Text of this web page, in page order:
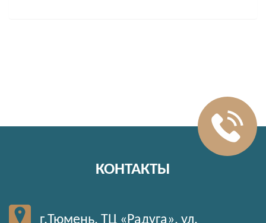
КОНТАКТЫ
г.Тюмень, ТЦ «Радуга», ул.